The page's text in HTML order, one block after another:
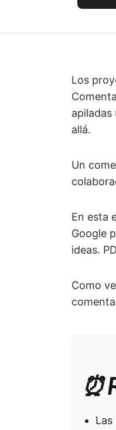
Los
apiladas
allá.
Un
En esta
Google
ideas.
Como
⏰